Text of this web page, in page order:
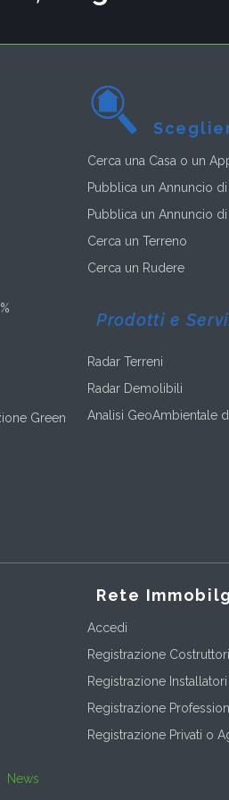
Green
Cerca una Casa o un
Pubblica un Annuncio di
Pubblica un Annuncio
Cerca un Terreno
Cerca un Rudere
Prodotti e
Radar Terreni
Radar Demolibili
Analisi GeoAmbientale
Rete
Accedi
Registrazione Costruttori
Registrazione
Registrazione
Registrazione Privati o
News